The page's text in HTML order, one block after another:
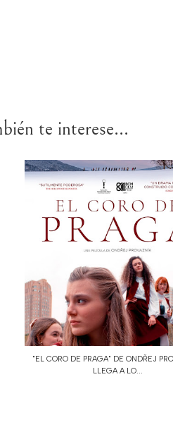
te interese...
"EL CORO DE PRAGA" DE ONDŘEJ
LLEGA A LO...